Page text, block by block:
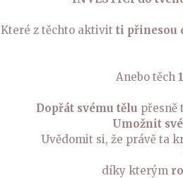
Které z těchto aktivitti přinesou
Anebo těch
Dopřát svému tělu přesně
Umožnit
Uvědomit si, že právě ta
díky kterým